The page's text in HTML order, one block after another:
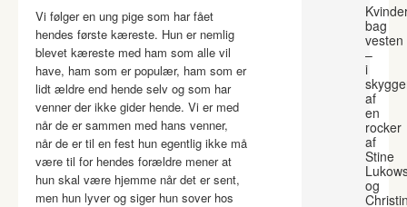
Vi følger en ung pige som har fået
hendes første kæreste. Hun er nemlig
blevet kæreste med ham som alle vil
have, ham som er populær, ham som er
lidt ældre end hende selv og som har
venner der ikke gider hende. Vi er med
når de er sammen med hans venner,
når de er til en fest hun egentlig ikke må
være til for hendes forældre mener at
hun skal være hjemme når det er sent,
men hun lyver og siger hun sover hos
bag
vesten
–
i
af
en
rocker
af
Stine
og